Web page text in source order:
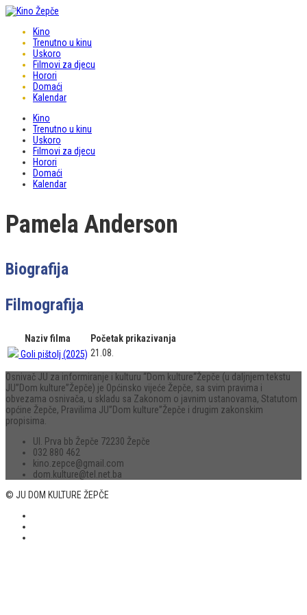
Kino
Trenutno u kinu
Uskoro
Filmovi za djecu
Horori
Domaći
Kalendar
Kino
Trenutno u kinu
Uskoro
Filmovi za djecu
Horori
Domaći
Kalendar
Pamela Anderson
Biografija
Filmografija
Naziv filma
Početak prikazivanja
Goli pištolj (2025) 21.08.
Osnivač JU za informiranje i kulturu “Dom kulture“Žepče (u daljnjem tekstu
JU”Dom kulture”Žepče) je Općinsko vijeće Žepče, sa svim pravima i
obvezama osnivača, u skladu sa Zakonom o javnim ustanovama, Statutom
općine Žepče, Pravilima JU”Dom kulture”Žepče i drugim zakonskim
propisima.
Ul. Prva bb Žepče 72230 Žepče
032 880 462
kino.zepce@gmail.com
dom.kulture@tel.net.ba
© JU DOM KULTURE ŽEPČE